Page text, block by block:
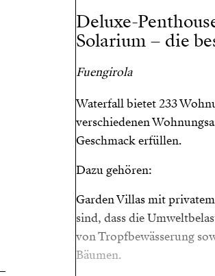
Deluxe-
Solarium – die
Fuengirola
Waterfall bietet 233
verschiedenen
Geschmack erfüllen.
Dazu gehören:
Garden Villas mit
sind, dass die
von Tropfbewässerung
Bäumen.